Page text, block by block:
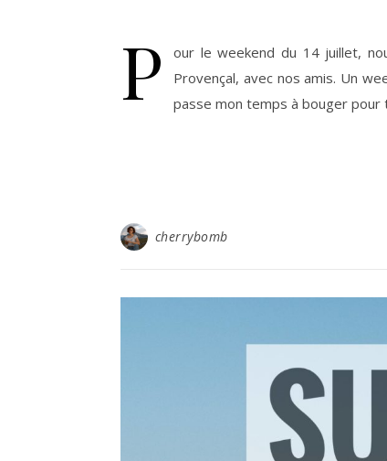
P
our le weekend du 14 juillet,
Provençal, avec nos amis. Un
passe mon temps à bouger pour
cherrybomb